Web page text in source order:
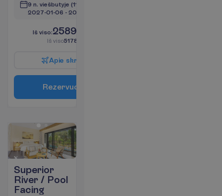
9 n. viešbutyje (11 n. iš viso)
2027-01-06 - 2027-01-16
Iš viso:2589.00
Iš viso5178.00
Apie skr
Rezervuo
Superior
River / Pool
Facing